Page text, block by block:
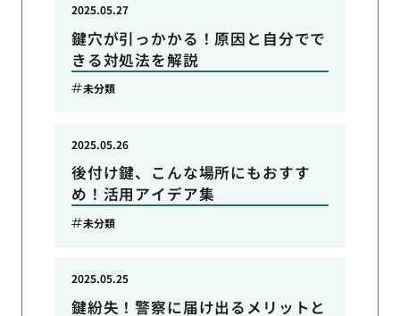
鍵穴が引っかかる！原因と自分でで
きる対処法を解説
2025.05.27
未分類
後付け鍵、こんな場所にもおすす
め！活用アイデア集
2025.05.26
未分類
鍵紛失！警察に届け出るメリットと
2025.05.25